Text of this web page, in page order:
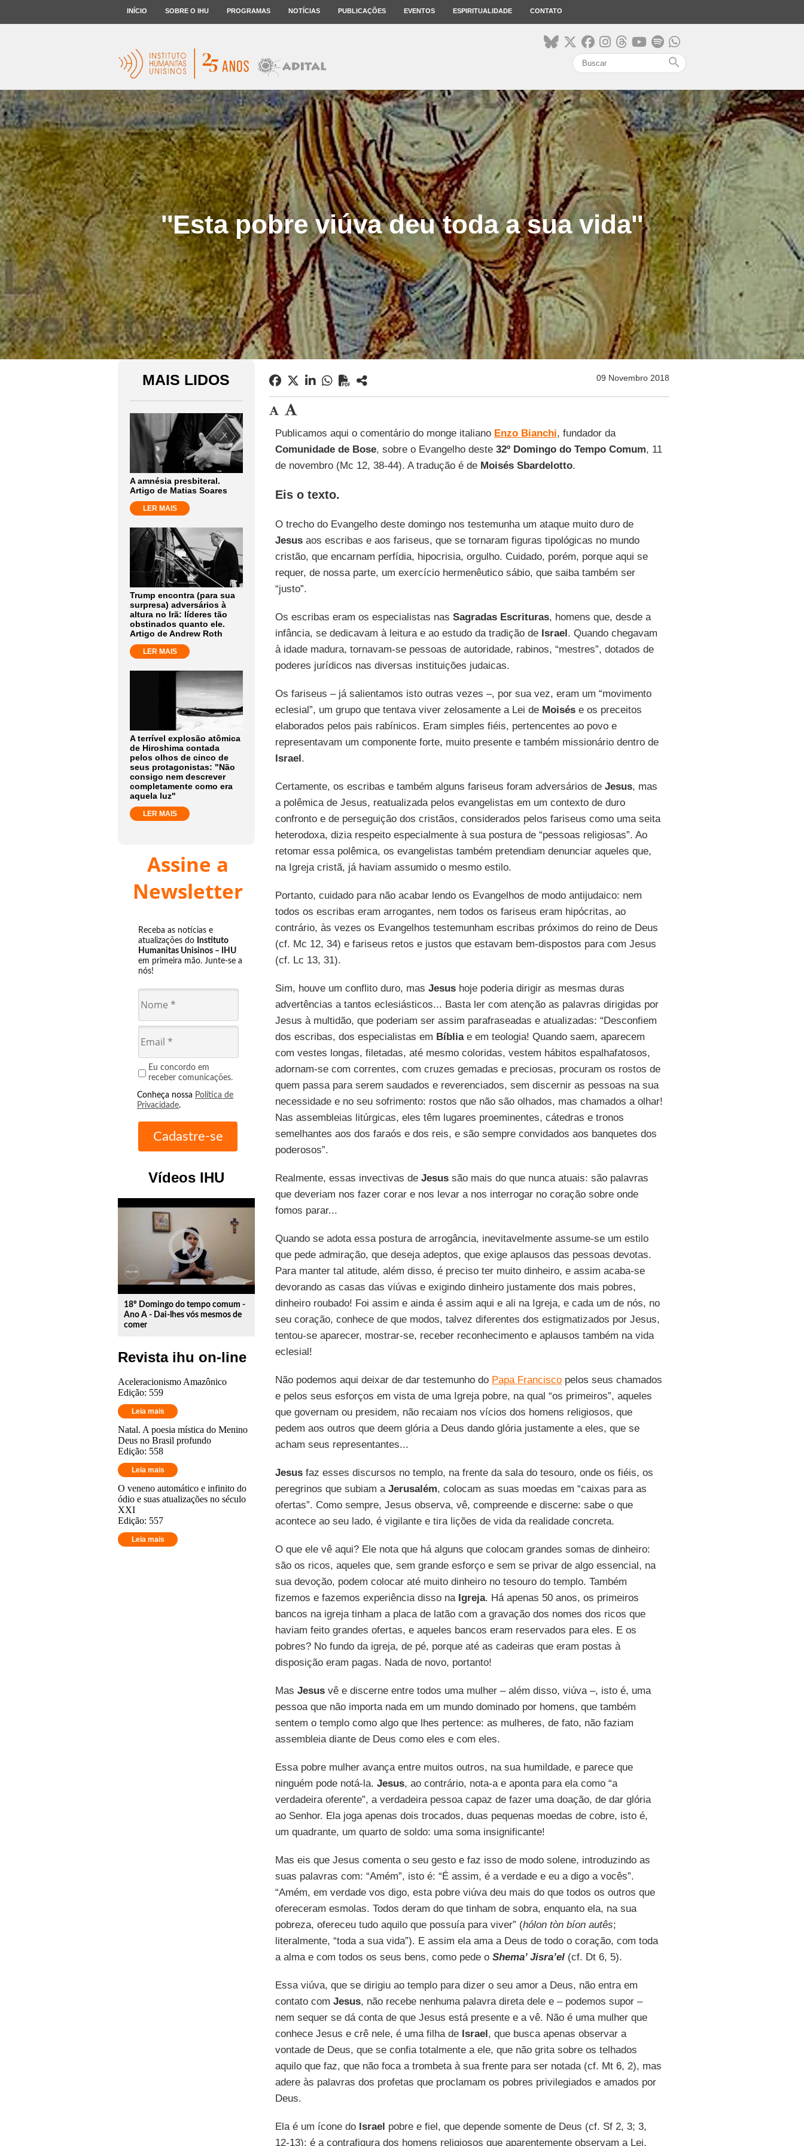
INÍCIO SOBRE O IHU PROGRAMAS NOTÍCIAS PUBLICAÇÕES EVENTOS ESPIRITUALIDADE CONTATO
search
''Esta pobre viúva deu toda a sua vida''
MAIS LIDOS
A amnésia presbiteral.
Artigo de Matias Soares
LER MAIS
Trump encontra (para sua
surpresa) adversários à
altura no Irã: líderes tão
obstinados quanto ele.
Artigo de Andrew Roth
LER MAIS
A terrível explosão atômica
de Hiroshima contada
pelos olhos de cinco de
seus protagonistas: "Não
consigo nem descrever
completamente como era
aquela luz"
LER MAIS
Assine a
Newsletter
Receba as notícias e
atualizações do Instituto
Humanitas Unisinos – IHU
em primeira mão. Junte-se a
nós!
Eu concordo em
receber comunicações.
Conheça nossa Política de
Privacidade.
Vídeos IHU
play_circle_outline
18º Domingo do tempo comum -
Ano A - Dai-lhes vós mesmos de
comer
Revista ihu on-line
Aceleracionismo Amazônico
Edição: 559
Leia mais
Natal. A poesia mística do Menino
Deus no Brasil profundo
Edição: 558
Leia mais
O veneno automático e infinito do
ódio e suas atualizações no século
XXI
Edição: 557
Leia mais
09 Novembro 2018
Publicamos aqui o comentário do monge italiano Enzo Bianchi, fundador da
Comunidade de Bose, sobre o Evangelho deste 32º Domingo do Tempo Comum, 11
de novembro (Mc 12, 38-44). A tradução é de Moisés Sbardelotto.
Eis o texto.
O trecho do Evangelho deste domingo nos testemunha um ataque muito duro de
Jesusaos escribas e aos fariseus, que se tornaram figuras tipológicas no mundo
cristão, que encarnam perfídia, hipocrisia, orgulho. Cuidado, porém, porque aqui se
requer, de nossa parte, um exercício hermenêutico sábio, que saiba também ser
“justo”.
Os escribas eram os especialistas nas Sagradas Escrituras, homens que, desde a
infância, se dedicavam à leitura e ao estudo da tradição de Israel. Quando chegavam
à idade madura, tornavam-se pessoas de autoridade, rabinos, “mestres”, dotados de
poderes jurídicos nas diversas instituições judaicas.
Os fariseus – já salientamos isto outras vezes –, por sua vez, eram um “movimento
eclesial”, um grupo que tentava viver zelosamente a Lei de Moisése os preceitos
elaborados pelos pais rabínicos. Eram simples fiéis, pertencentes ao povo e
representavam um componente forte, muito presente e também missionário dentro de
Israel.
Certamente, os escribas e também alguns fariseus foram adversários de Jesus, mas
a polêmica de Jesus, reatualizada pelos evangelistas em um contexto de duro
confronto e de perseguição dos cristãos, considerados pelos fariseus como uma seita
heterodoxa, dizia respeito especialmente à sua postura de “pessoas religiosas”. Ao
retomar essa polêmica, os evangelistas também pretendiam denunciar aqueles que,
na Igreja cristã, já haviam assumido o mesmo estilo.
Portanto, cuidado para não acabar lendo os Evangelhos de modo antijudaico: nem
todos os escribas eram arrogantes, nem todos os fariseus eram hipócritas, ao
contrário, às vezes os Evangelhos testemunham escribas próximos do reino de Deus
(cf. Mc 12, 34) e fariseus retos e justos que estavam bem-dispostos para com Jesus
(cf. Lc 13, 31).
Sim, houve um conflito duro, mas Jesushoje poderia dirigir as mesmas duras
advertências a tantos eclesiásticos... Basta ler com atenção as palavras dirigidas por
Jesus à multidão, que poderiam ser assim parafraseadas e atualizadas: “Desconfiem
dos escribas, dos especialistas em Bíbliae em teologia! Quando saem, aparecem
com vestes longas, filetadas, até mesmo coloridas, vestem hábitos espalhafatosos,
adornam-se com correntes, com cruzes gemadas e preciosas, procuram os rostos de
quem passa para serem saudados e reverenciados, sem discernir as pessoas na sua
necessidade e no seu sofrimento: rostos que não são olhados, mas chamados a olhar!
Nas assembleias litúrgicas, eles têm lugares proeminentes, cátedras e tronos
semelhantes aos dos faraós e dos reis, e são sempre convidados aos banquetes dos
poderosos”.
Realmente, essas invectivas de Jesussão mais do que nunca atuais: são palavras
que deveriam nos fazer corar e nos levar a nos interrogar no coração sobre onde
fomos parar...
Quando se adota essa postura de arrogância, inevitavelmente assume-se um estilo
que pede admiração, que deseja adeptos, que exige aplausos das pessoas devotas.
Para manter tal atitude, além disso, é preciso ter muito dinheiro, e assim acaba-se
devorando as casas das viúvas e exigindo dinheiro justamente dos mais pobres,
dinheiro roubado! Foi assim e ainda é assim aqui e ali na Igreja, e cada um de nós, no
seu coração, conhece de que modos, talvez diferentes dos estigmatizados por Jesus,
tentou-se aparecer, mostrar-se, receber reconhecimento e aplausos também na vida
eclesial!
Não podemos aqui deixar de dar testemunho do Papa Franciscopelos seus chamados
e pelos seus esforços em vista de uma Igreja pobre, na qual “os primeiros”, aqueles
que governam ou presidem, não recaiam nos vícios dos homens religiosos, que
pedem aos outros que deem glória a Deus dando glória justamente a eles, que se
acham seus representantes...
Jesusfaz esses discursos no templo, na frente da sala do tesouro, onde os fiéis, os
peregrinos que subiam a Jerusalém, colocam as suas moedas em “caixas para as
ofertas”. Como sempre, Jesus observa, vê, compreende e discerne: sabe o que
acontece ao seu lado, é vigilante e tira lições de vida da realidade concreta.
O que ele vê aqui? Ele nota que há alguns que colocam grandes somas de dinheiro:
são os ricos, aqueles que, sem grande esforço e sem se privar de algo essencial, na
sua devoção, podem colocar até muito dinheiro no tesouro do templo. Também
fizemos e fazemos experiência disso na Igreja. Há apenas 50 anos, os primeiros
bancos na igreja tinham a placa de latão com a gravação dos nomes dos ricos que
haviam feito grandes ofertas, e aqueles bancos eram reservados para eles. E os
pobres? No fundo da igreja, de pé, porque até as cadeiras que eram postas à
disposição eram pagas. Nada de novo, portanto!
Mas Jesusvê e discerne entre todos uma mulher – além disso, viúva –, isto é, uma
pessoa que não importa nada em um mundo dominado por homens, que também
sentem o templo como algo que lhes pertence: as mulheres, de fato, não faziam
assembleia diante de Deus como eles e com eles.
Essa pobre mulher avança entre muitos outros, na sua humildade, e parece que
ninguém pode notá-la. Jesus, ao contrário, nota-a e aponta para ela como “a
verdadeira oferente”, a verdadeira pessoa capaz de fazer uma doação, de dar glória
ao Senhor. Ela joga apenas dois trocados, duas pequenas moedas de cobre, isto é,
um quadrante, um quarto de soldo: uma soma insignificante!
Mas eis que Jesus comenta o seu gesto e faz isso de modo solene, introduzindo as
suas palavras com: “Amém”, isto é: “É assim, é a verdade e eu a digo a vocês”.
“Amém, em verdade vos digo, esta pobre viúva deu mais do que todos os outros que
ofereceram esmolas. Todos deram do que tinham de sobra, enquanto ela, na sua
pobreza, ofereceu tudo aquilo que possuía para viver” (hólon tòn bíon autês;
literalmente, “toda a sua vida”). E assim ela ama a Deus de todo o coração, com toda
a alma e com todos os seus bens, como pede o Shema’ Jisra’el(cf. Dt 6, 5).
Essa viúva, que se dirigiu ao templo para dizer o seu amor a Deus, não entra em
contato com Jesus, não recebe nenhuma palavra direta dele e – podemos supor –
nem sequer se dá conta de que Jesus está presente e a vê. Não é uma mulher que
conhece Jesus e crê nele, é uma filha de Israel, que busca apenas observar a
vontade de Deus, que se confia totalmente a ele, que não grita sobre os telhados
aquilo que faz, que não foca a trombeta à sua frente para ser notada (cf. Mt 6, 2), mas
adere às palavras dos profetas que proclamam os pobres privilegiados e amados por
Deus.
Ela é um ícone do Israel pobre e fiel, que depende somente de Deus (cf. Sf 2, 3; 3,
12-13); é a contrafigura dos homens religiosos que aparentemente observam a Lei,